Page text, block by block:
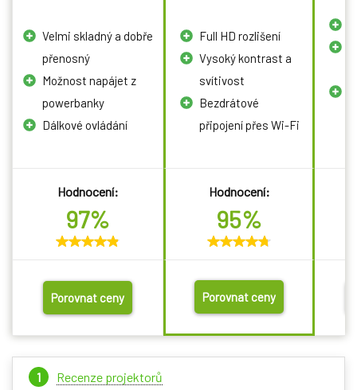
Velmi skladný a dobře
přenosný
Možnost napájet z
powerbanky
Dálkové ovládání
Full HD rozlišení
Vysoký kontrast a
svítivost
Bezdrátové
připojení přes Wi-Fi
Hodnocení:
97%
Hodnocení:
95%
Porovnat ceny Porovnat ceny
Recenze projektorů